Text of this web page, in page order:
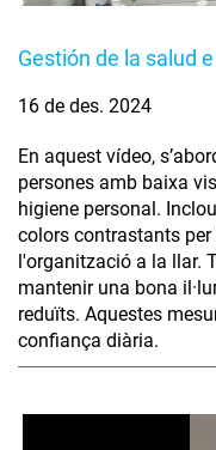
Gestión de la salud
16 de des. 2024
En aquest vídeo,
persones amb baixa
higiene personal.
colors contrastants
l'organització a la llar.
mantenir una bona
reduïts. Aquestes
confiança diària.